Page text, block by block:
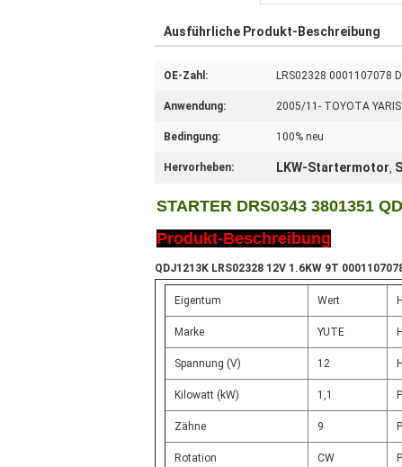
Ausführliche Produkt-Beschreibung
OE-Zahl: LRS02328 0001107078
Anwendung: 2005/11- TOYOTA
Bedingung: 100% neu
Hervorheben: LKW-Startermotor,
STARTER DRS0343 3801351
Produkt-Beschreibung
QDJ1213K LRS02328 12V 1.6KW 9T
Eigentum Wert
Marke YUTE
Spannung (V) 12
Kilowatt (kW) 1,1
Zähne 9
Rotation CW